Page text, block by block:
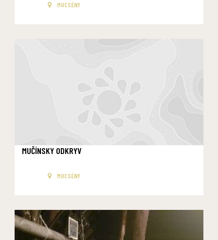
MUCSÉNY
MUČÍNSKY ODKRYV
MUCSÉNY